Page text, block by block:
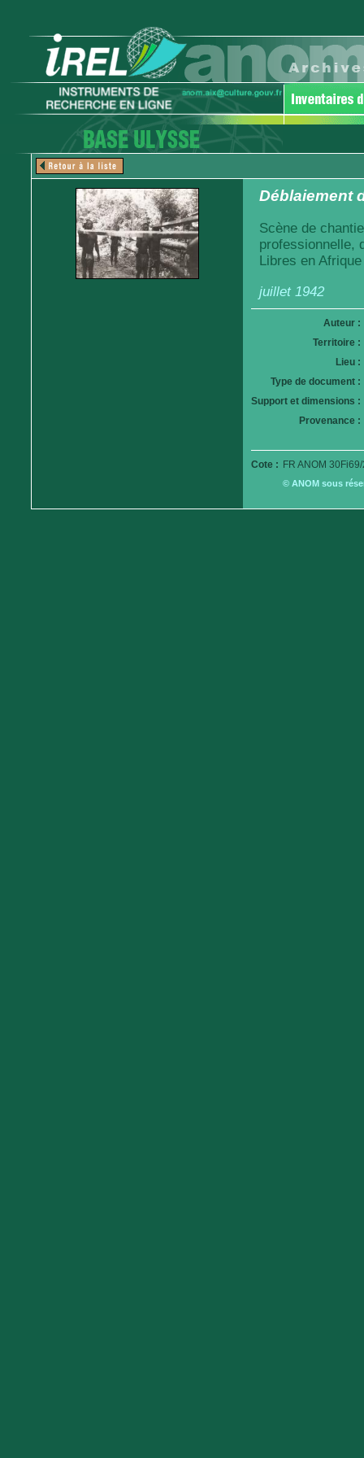
Déblaiement
Scène de
professionnelle,
Libres en
juillet 1942
Auteur :
Territoire :
Lieu :
Type de document :
Support et dimensions :
Provenance :
Cote : FR ANOM
© ANOM sous